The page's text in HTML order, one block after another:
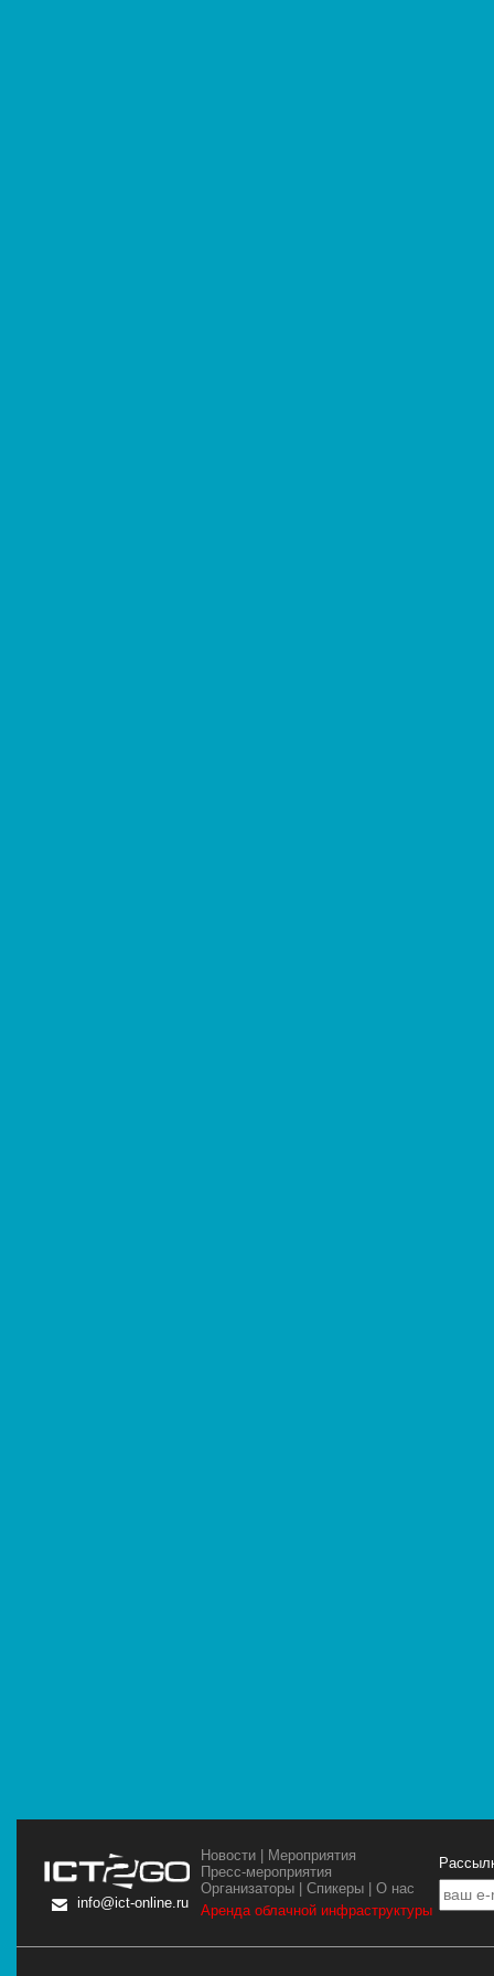
info@ict-online.ru
Новости | Мероприятия
Пресс-мероприятия
Организаторы |Спикеры |О нас
Аренда облачной инфраструктуры